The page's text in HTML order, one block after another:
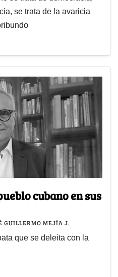
se trata de la avaricia
cubano en sus
GUILLERMO MEJÍA J.
que se deleita con la